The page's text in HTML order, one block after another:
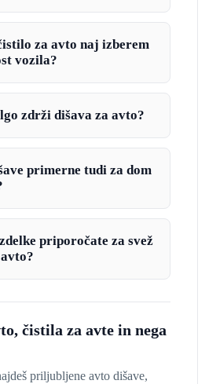
za avto naj izberem
vozila?
zdrži dišava za avto?
primerne tudi za dom
priporočate za svež
čistila za avte in nega
priljubljene avto dišave,